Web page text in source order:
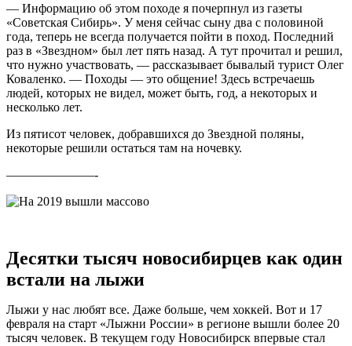
— Информацию об этом походе я почерпнул из газеты
«Советская Сибирь». У меня сейчас сыну два с половиной
года, теперь не всегда получается пойти в поход. Последний
раз в «Звездном» был лет пять назад. А тут прочитал и решил,
что нужно участвовать, — рассказывает бывалый турист Олег
Коваленко. — Походы — это общение! Здесь встречаешь
людей, которых не видел, может быть, год, а некоторых и
несколько лет.
Из пятисот человек, добравшихся до Звездной поляны,
некоторые решили остаться там на ночевку.
———————-
Десятки тысяч новосибирцев как один
встали на лыжи
Лыжи у нас любят все. Даже больше, чем хоккей. Вот и 17
февраля на старт «Лыжни России» в регионе вышли более 20
тысяч человек. В текущем году Новосибирск впервые стал